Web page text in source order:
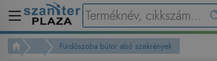
... Fürdőszoba bútor alsó szekrények